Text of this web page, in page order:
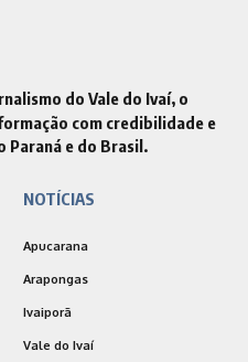
do Vale do Ivaí, o
com credibilidade e
Paraná e do Brasil.
NOTÍCIAS
Apucarana
Arapongas
Ivaiporã
Vale do Ivaí